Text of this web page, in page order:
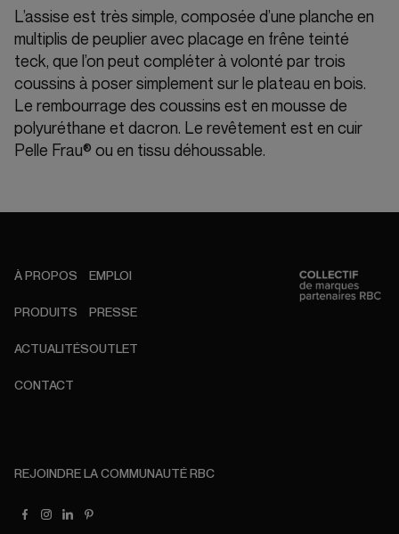
L’assise est très simple, composée d’une planche en
multiplis de peuplier avec placage en frêne teinté
teck, que l’on peut compléter à volonté par trois
coussins à poser simplement sur le plateau en bois.
Le rembourrage des coussins est en mousse de
polyuréthane et dacron. Le revêtement est en cuir
Pelle Frau® ou en tissu déhoussable.
À PROPOS
PRODUITS
ACTUALITÉS
CONTACT
EMPLOI
PRESSE
OUTLET
REJOINDRE LA COMMUNAUTÉ RBC